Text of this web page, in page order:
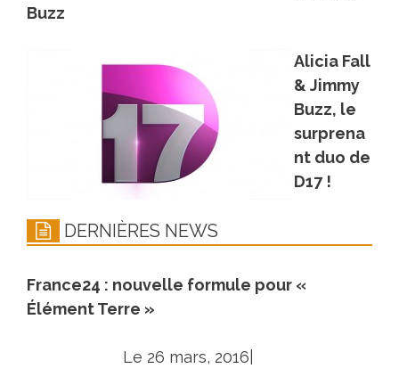
Buzz
Alicia Fall
& Jimmy
Buzz, le
surprena
nt duo de
D17 !
DERNIÈRES NEWS
France24 : nouvelle formule pour «
Élément Terre »
Le 26 mars, 2016|